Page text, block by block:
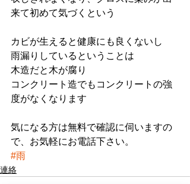
来て初めて気づくという
カビが生えると健康にも良くないし
雨漏りしているということは
木造だと木が腐り
コンクリート造でもコンクリートの強
度がなくなります
気になる方は無料で確認に伺いますの
で、お気軽にお電話下さい。
#雨
連絡